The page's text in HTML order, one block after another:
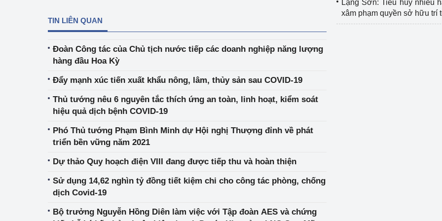
TIN LIÊN QUAN
Đoàn Công tác của Chủ tịch nước tiếp các doanh nghiệp năng lượng
hàng đầu Hoa Kỳ
Đẩy mạnh xúc tiến xuất khẩu nông, lâm, thủy sản sau COVID-19
Thủ tướng nêu 6 nguyên tắc thích ứng an toàn, linh hoạt, kiểm soát
hiệu quả dịch bệnh COVID-19
Phó Thủ tướng Phạm Bình Minh dự Hội nghị Thượng đỉnh về phát
triển bền vững năm 2021
Dự thảo Quy hoạch điện VIII đang được tiếp thu và hoàn thiện
Sử dụng 14,62 nghìn tỷ đồng tiết kiệm chi cho công tác phòng, chống
dịch Covid-19
Bộ trưởng Nguyễn Hồng Diên làm việc với Tập đoàn AES và chứng
Lạng Sơn: Tiêu hủy nhiều
xâm phạm quyền sở hữu trí